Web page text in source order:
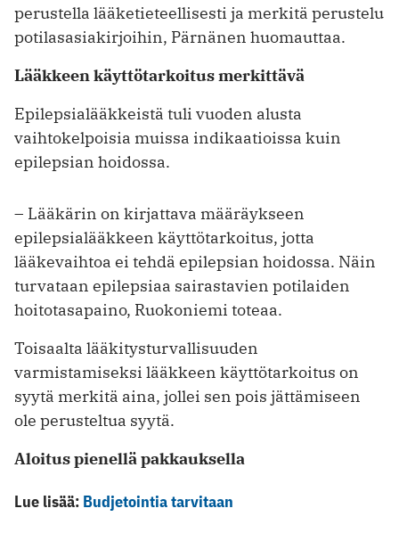
perustella lääketieteellisesti ja merkitä perustelu
potilasasiakirjoihin, Pärnänen huomauttaa.
Lääkkeen käyttötarkoitus merkittävä
Epilepsialääkkeistä tuli vuoden alusta
vaihtokelpoisia muissa indikaatioissa kuin
epilepsian hoidossa.
– Lääkärin on kirjattava määräykseen
epilepsialääkkeen käyttötarkoitus, jotta
lääkevaihtoa ei tehdä epilepsian hoidossa. Näin
turvataan epilepsiaa sairasta­vien potilaiden
hoitotasapaino, Ruokoniemi toteaa.
Toisaalta lääkitysturvallisuuden
varmistamiseksi lääkkeen käyttötarkoitus on
syytä merkitä aina, jollei sen pois jättämiseen
ole perusteltua syytä.
Aloitus pienellä pakkauksella
Lue lisää: Budjetointia tarvitaan